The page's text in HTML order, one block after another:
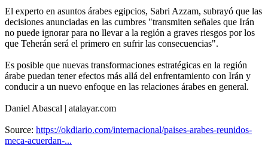
El experto en asuntos árabes egipcios, Sabri Azzam, subrayó que las
decisiones anunciadas en las cumbres "transmiten señales que Irán
no puede ignorar para no llevar a la región a graves riesgos por los
que Teherán será el primero en sufrir las consecuencias".
Es posible que nuevas transformaciones estratégicas en la región
árabe puedan tener efectos más allá del enfrentamiento con Irán y
conducir a un nuevo enfoque en las relaciones árabes en general.
Daniel Abascal | atalayar.com
Source: https://okdiario.com/internacional/paises-arabes-reunidos-
meca-acuerdan-...